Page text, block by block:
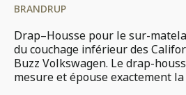
BRANDRUP
Drap–Housse pour le sur-
du couchage inférieur des
Buzz Volkswagen. Le drap-
mesure et épouse exactement